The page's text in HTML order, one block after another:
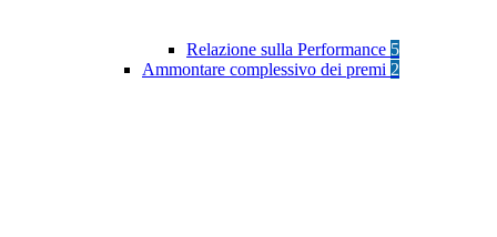
Relazione sulla Performance 5
Ammontare complessivo dei premi 2